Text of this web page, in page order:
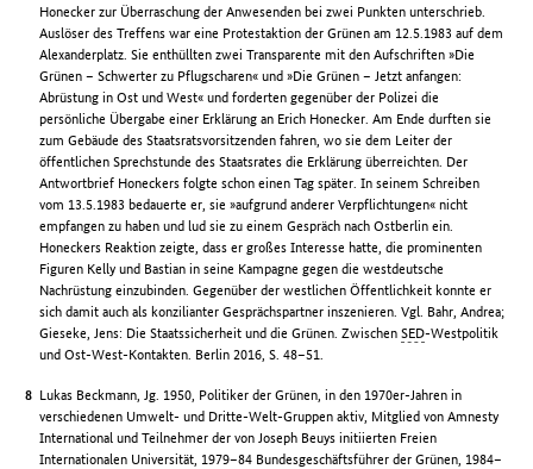
Honecker zur Überraschung der Anwesenden bei zwei Punkten unterschrieb.
Auslöser des Treffens war eine Protestaktion der Grünen am 12.5.1983 auf dem
Alexanderplatz. Sie enthüllten zwei Transparente mit den Aufschriften »Die
Grünen – Schwerter zu Pflugscharen« und »Die Grünen – Jetzt anfangen:
Abrüstung in Ost und West« und forderten gegenüber der Polizei die
persönliche Übergabe einer Erklärung an Erich Honecker. Am Ende durften sie
zum Gebäude des Staatsratsvorsitzenden fahren, wo sie dem Leiter der
öffentlichen Sprechstunde des Staatsrates die Erklärung überreichten. Der
Antwortbrief Honeckers folgte schon einen Tag später. In seinem Schreiben
vom 13.5.1983 bedauerte er, sie »aufgrund anderer Verpflichtungen« nicht
empfangen zu haben und lud sie zu einem Gespräch nach Ostberlin ein.
Honeckers Reaktion zeigte, dass er großes Interesse hatte, die prominenten
Figuren Kelly und Bastian in seine Kampagne gegen die westdeutsche
Nachrüstung einzubinden. Gegenüber der westlichen Öffentlichkeit konnte er
sich damit auch als konzilianter Gesprächspartner inszenieren. Vgl. Bahr, Andrea;
Gieseke, Jens: Die Staatssicherheit und die Grünen. ZwischenSED-Westpolitik
und Ost-West-Kontakten. Berlin 2016, S. 48–51.
Lukas Beckmann, Jg. 1950, Politiker der Grünen, in den 1970er-Jahren in
verschiedenen Umwelt- und Dritte-Welt-Gruppen aktiv, Mitglied von Amnesty
International und Teilnehmer der von Joseph Beuys initiierten Freien
Internationalen Universität, 1979–84 Bundesgeschäftsführer der Grünen, 1984–